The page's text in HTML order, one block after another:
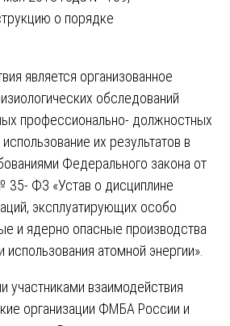
о порядке
является организованное
обследований
профессионально- должностных
их результатов в
Федерального закона от
35- ФЗ «Устав о дисциплине
эксплуатирующих особо
и ядерно опасные производства
атомной энергии».
участниками взаимодействия
организации ФМБА России и